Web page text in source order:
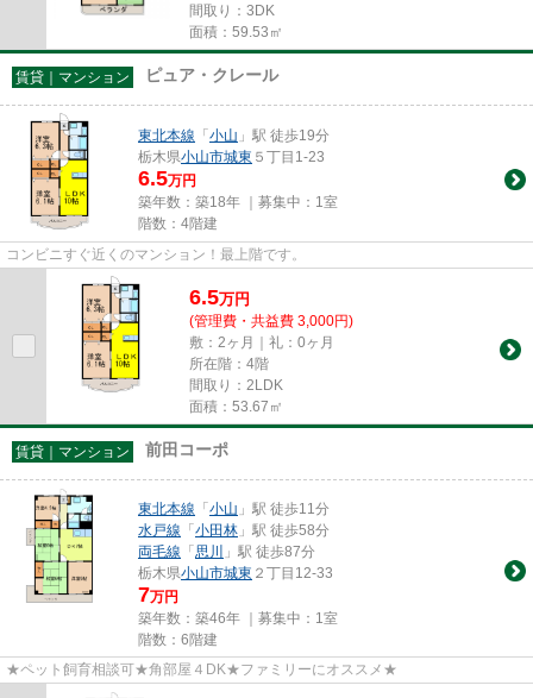
間取り：3DK
面積：59.53㎡
賃貸｜マンション ピュア・クレール
東北本線 「小山 」駅 徒歩19分
栃木県小山市城東 ５丁目1-23
6.5万円
築年数：築18年 ｜募集中： 1室
階数：4階建
コンビニすぐ近くのマンション！最上階です。
6.5万円
(管理費・共益費 3,000円)
敷：2ヶ月｜礼：0ヶ月
所在階：4階
間取り：2LDK
面積：53.67㎡
賃貸｜マンション 前田コーポ
東北本線 「小山 」駅 徒歩11分
水戸線 「小田林 」駅 徒歩58分
両毛線 「思川
」駅 徒歩87分
栃木県小山市城東 ２丁目12-33
7万円
築年数：築46年 ｜募集中： 1室
階数：6階建
★ペット飼育相談可★角部屋４DK★ファミリーにオススメ★